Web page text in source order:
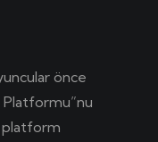
önce
Platformu”nu
platform